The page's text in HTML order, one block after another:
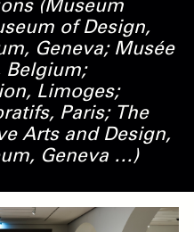
(Museum
of Design,
Geneva; Musée
Belgium;
Limoges;
Paris; The
Arts and Design,
Geneva …)